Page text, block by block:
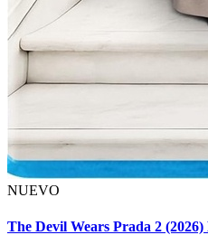
NUEVO
The Devil Wears Prada 2